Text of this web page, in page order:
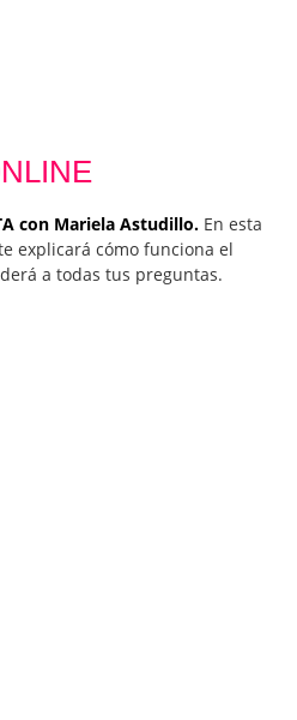
con Mariela Astudillo. En esta
explicará cómo funciona el
a todas tus preguntas.